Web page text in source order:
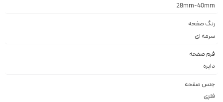
28mm-40mm
رنگ صفحه
سرمه اى
فرم صفحه
دايره
جنس صفحه
فلزى